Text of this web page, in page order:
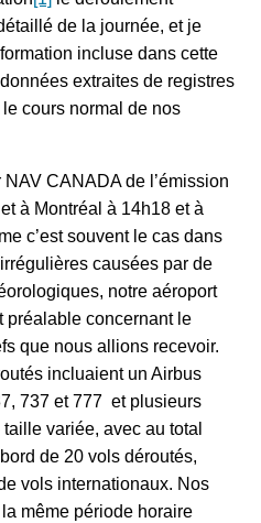
de la journée, et je
incluse dans cette
extraites de registres
cours normal de nos
CANADA de l’émission
à Montréal à 14h18 et à
c’est souvent le cas dans
causées par de
notre aéroport
préalable concernant le
que nous allions recevoir.
incluaient un Airbus
737 et 777 et plusieurs
variée, avec au total
de 20 vols déroutés,
vols internationaux. Nos
même période horaire